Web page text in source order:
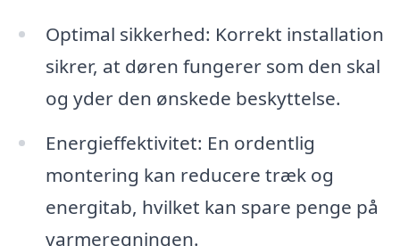
Optimal sikkerhed: Korrekt installation
sikrer, at døren fungerer som den skal
og yder den ønskede beskyttelse.
Energieffektivitet: En ordentlig
montering kan reducere træk og
energitab, hvilket kan spare penge på
varmeregningen.